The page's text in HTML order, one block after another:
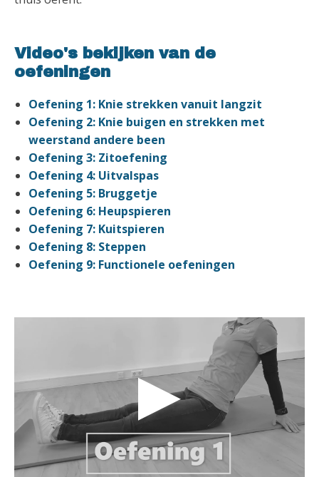
Video's bekijken van de
oefeningen
Oefening 1: Knie strekken vanuit langzit
Oefening 2: Knie buigen en strekken met
weerstand andere been
Oefening 3: Zitoefening
Oefening 4: Uitvalspas
Oefening 5: Bruggetje
Oefening 6: Heupspieren
Oefening 7: Kuitspieren
Oefening 8: Steppen
Oefening 9: Functionele oefeningen